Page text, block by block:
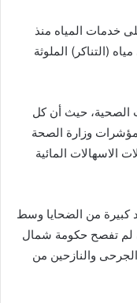
خدمات المياه منذ
(التناكر) الملوثة
الصحية، حيث أن كل
وزارة الصحة
الاسهالات المائية
كبيرة من الضحايا وسط
لم تفصح حكومة شمال
والنازحين من